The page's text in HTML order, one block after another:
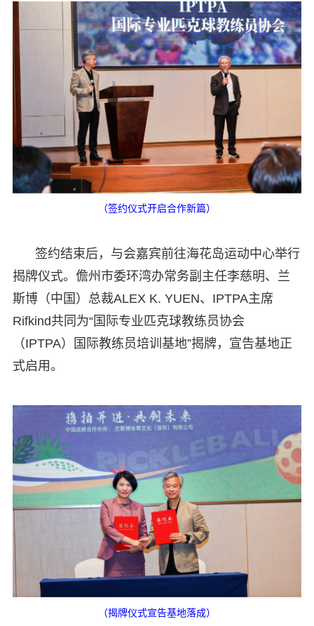
（签约仪式开启合作新篇）
签约结束后，与会嘉宾前往海花岛运动中心举行
揭牌仪式。儋州市委环湾办常务副主任李慈明、兰
斯博（中国）总裁ALEX K. YUEN、IPTPA主席
Rifkind共同为“国际专业匹克球教练员协会
（IPTPA）国际教练员培训基地”揭牌，宣告基地正
式启用。
（揭牌仪式宣告基地落成）